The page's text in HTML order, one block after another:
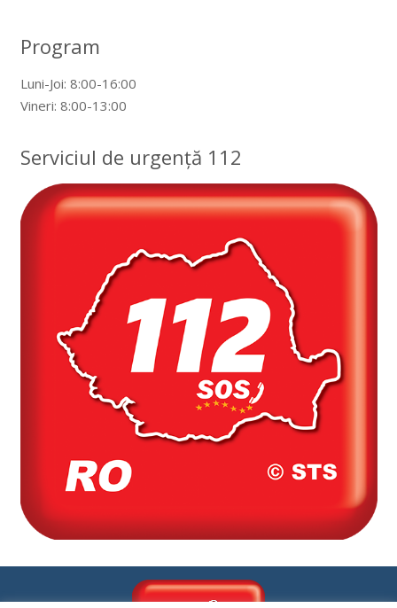
Program
Luni-Joi: 8:00-16:00
Vineri: 8:00-13:00
Serviciul de urgență 112